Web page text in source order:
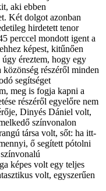
aki ebben
Két dolgot azonban
hirdetett tenor
perccel mondott igent a
képest, kitűnően
éreztem, hogy egy
részéről minden
segítséget
meg is fogja kapni a
részéről egyelőre nem
Dinyés Dániel volt,
színvonalon
társa volt, sőt: ha itt-
ő segített pótolni
képes volt egy teljes
volt, egyszerűen